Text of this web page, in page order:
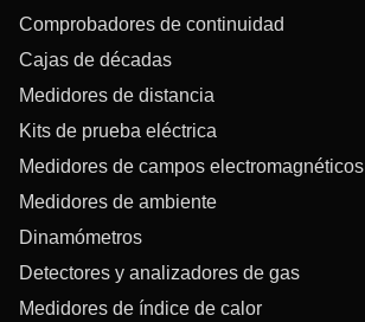
Comprobadores de continuidad
Cajas de décadas
Medidores de distancia
Kits de prueba eléctrica
Medidores de campos electromagnéticos
Medidores de ambiente
Dinamómetros
Detectores y analizadores de gas
Medidores de índice de calor